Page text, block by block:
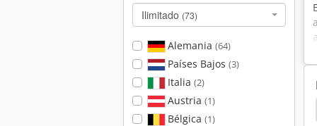
Ilimitado (73)
Alemania (64)
Países Bajos (3)
Italia (2)
Austria (1)
Bélgica (1)
Toyota Tractor